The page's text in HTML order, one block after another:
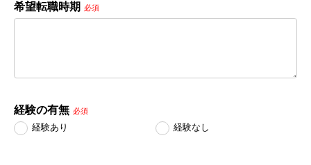
希望転職時期 必須
経験の有無 必須
経験あり 経験なし